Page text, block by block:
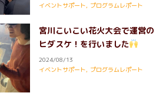
イベントサポート, プログラムレポート
宮川こいこい花火大会で運営の
ヒダスケ！を行いました
2024/08/13
イベントサポート, プログラムレポート